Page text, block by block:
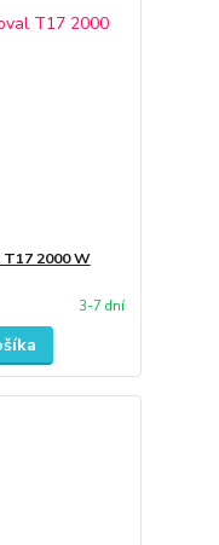
2000 W
3-7 dní